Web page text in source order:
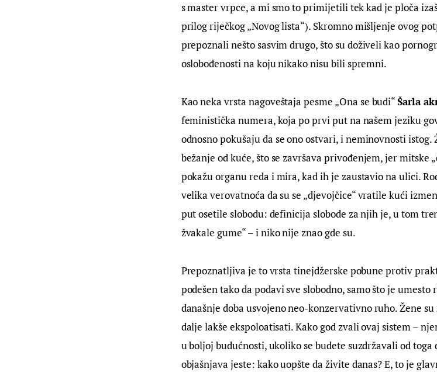
s master vrpce, a mi smo to primijetili tek kad je ploča
prilog riječkog „Novog lista“). Skromno mišljenje ovog
prepoznali nešto sasvim drugo, što su doživeli kao
oslobođenosti na koju nikako nisu bili spremni.
Kao neka vrsta nagoveštaja pesme „Ona se budi“ Šarla
feministička numera, koja po prvi put na našem jeziku
odnosno pokušaju da se ono ostvari, i neminovnosti
bežanje od kuće, što se završava privođenjem, jer mitske
pokažu organu reda i mira, kad ih je zaustavio na ulici.
velika verovatnoća da su se „djevojčice“ vratile kući
put osetile slobodu: definicija slobode za njih je, u tom
žvakale gume“ – i niko nije znao gde su.
Prepoznatljiva je to vrsta tinejdžerske pobune protiv
podešen tako da podavi sve slobodno, samo što je
današnje doba usvojeno neo-konzervativno ruho. Žene
dalje lakše ekspoloatisati. Kako god zvali ovaj sistem –
u boljoj budućnosti, ukoliko se budete suzdržavali od
objašnjava jeste: kako uopšte da živite danas? E, to je